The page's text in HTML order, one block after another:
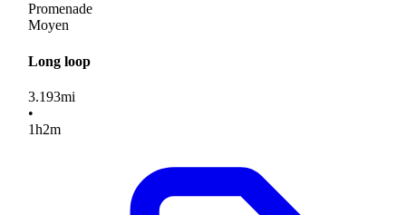
Promenade
Moyen
Long loop
3.193mi
•
1h2m